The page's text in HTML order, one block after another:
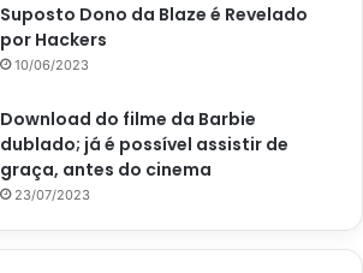
Suposto Dono da Blaze é Revelado
por Hackers
10/06/2023
Download do filme da Barbie
dublado; já é possível assistir de
graça, antes do cinema
23/07/2023